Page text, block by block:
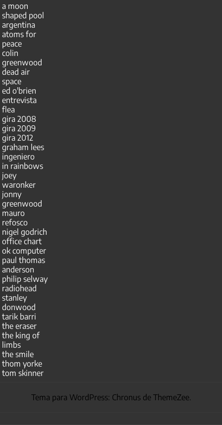
a moon
shaped pool
argentina
atoms for
peace
colin
greenwood
dead air
space
ed o'brien
entrevista
flea
gira 2008
gira 2009
gira 2012
graham lees
ingeniero
in rainbows
joey
waronker
jonny
greenwood
mauro
refosco
nigel godrich
office chart
ok computer
paul thomas
anderson
philip selway
radiohead
stanley
donwood
tarik barri
the eraser
the king of
limbs
the smile
thom yorke
tom skinner
Tema para WordPress: Chronus de ThemeZee.